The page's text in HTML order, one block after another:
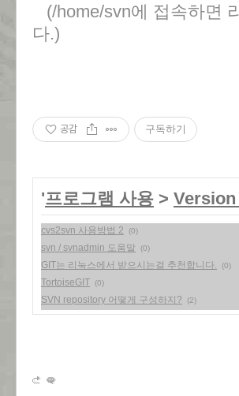
(/home/svn에 접속하면
다.)
공감 구독하기
'프로그램 사용 >
cvs2svn 사용방법 2 (0)
svn / svnadmin 도움말 (0)
GIT는 리눅스에서 받으시는걸 추천합니다. (0)
TortoiseGIT (0)
SVN repository 어떻게 구성하지? (2)